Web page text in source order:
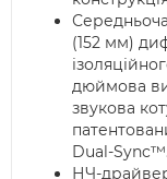
(152 мм)
дюймова
звукова
Dual-Sync™.
НЧ-